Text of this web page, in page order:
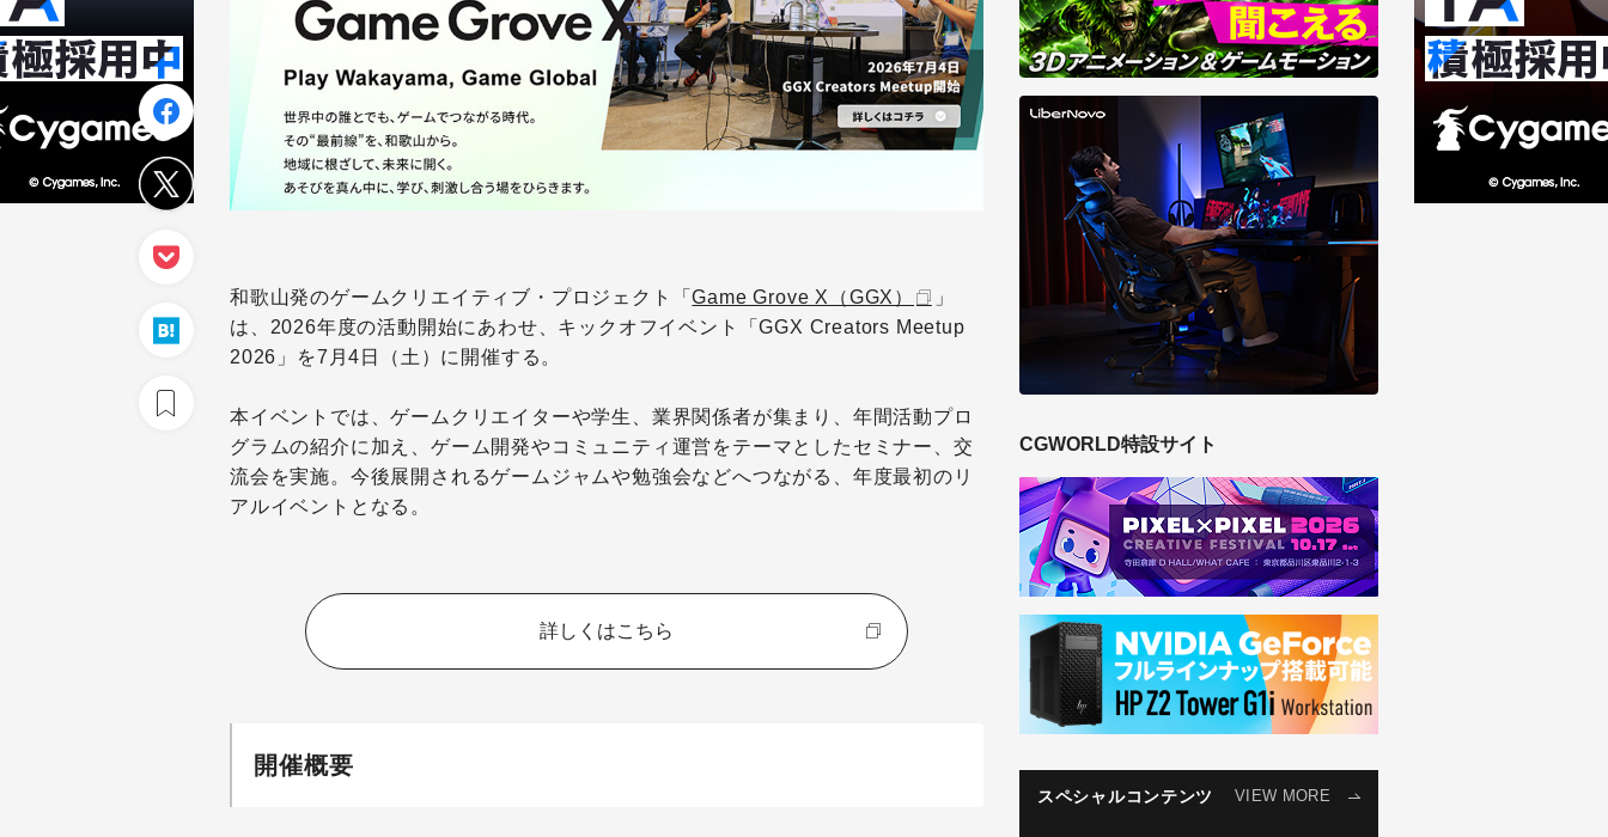
和歌山発のゲームクリエイティブ・プロジェクト「Game Grove X（GGX）
」
は、2026年度の活動開始にあわせ、キックオフイベント「GGX Creators Meetup
2026」を7月4日（土）に開催する。
本イベントでは、ゲームクリエイターや学生、業界関係者が集まり、年間活動プロ
グラムの紹介に加え、ゲーム開発やコミュニティ運営をテーマとしたセミナー、交
流会を実施。今後展開されるゲームジャムや勉強会などへつながる、年度最初のリ
アルイベントとなる。
詳しくはこちら
開催概要
CGWORLD特設サイト
スペシャルコンテンツ VIEW MORE